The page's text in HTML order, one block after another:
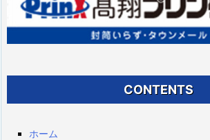
CONTENTS
ホーム